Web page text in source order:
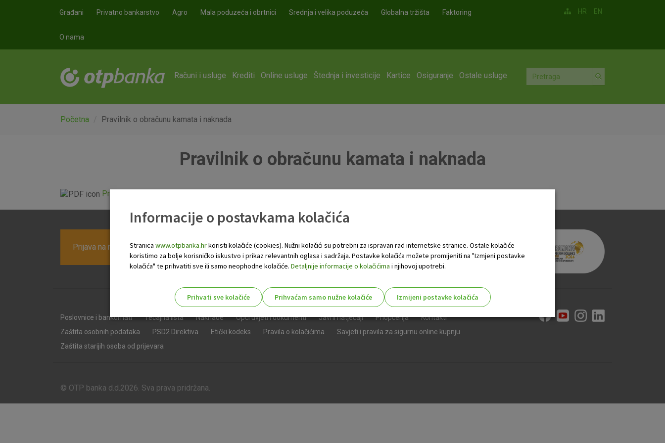
Građani Privatno bankarstvo Agro Mala poduzeća i obrtnici Srednja i velika poduzeća Globalna tržišta Faktoring
O nama
HR EN
Računi i usluge Krediti Online usluge Štednja i investicije Kartice Osiguranje Ostale usluge
Početna Pravilnik o obračunu kamata i naknada
Pravilnik o obračunu kamata i naknada
Pravilnik o obračunu kamata i naknada u poslovanju sa stanovništvom 01.01.2023.pdf
Prijava na newsletter OTP banke
Poslovnice i bankomati Tečajna lista Naknade Opći uvjeti i dokumenti Javni natječaji Priopćenja
Kontakti
Zaštita osobnih podataka
PSD2 Direktiva Etički kodeks Pravila o kolačićima
Savjeti i pravila za sigurnu online kupnju
Zaštita starijih osoba od prijevara
© OTP banka d.d.2026. Sva prava pridržana.
Informacije o postavkama kolačića
Stranica www.otpbanka.hrkoristi kolačiće (cookies). Nužni kolačići su potrebni za ispravan rad internetske stranice. Ostale kolačiće
koristimo za bolje korisničko iskustvo i prikaz relevantnih oglasa i sadržaja. Postavke kolačića možete promijeniti na "Izmjeni postavke
kolačića" te prihvatiti sve ili samo neophodne kolačiće. Detaljnije informacije o kolačićima i njihovoj upotrebi.
Prihvati sve kolačiće Prihvaćam samo nužne kolačiće
Izmijeni postavke kolačića